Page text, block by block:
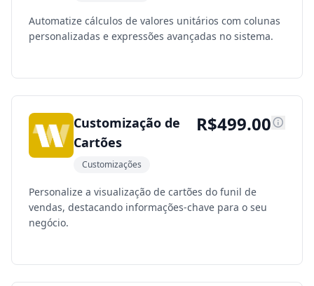
Automatize cálculos de valores unitários com colunas
personalizadas e expressões avançadas no sistema.
Customização de
Cartões
Customizações
R$499.00
Personalize a visualização de cartões do funil de
vendas, destacando informações-chave para o seu
negócio.